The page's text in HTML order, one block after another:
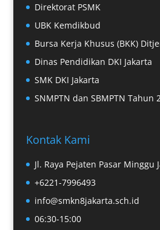
Direktorat PSMK
UBK Kemdikbud
Bursa Kerja Khusus (BKK)
Dinas Pendidikan DKI Jakarta
SMK DKI Jakarta
SNMPTN dan SBMPTN Tahun
Kontak Kami
Jl. Raya Pejaten Pasar Minggu
+6221-7996493
info@smkn8jakarta.sch.id
06:30-15:00